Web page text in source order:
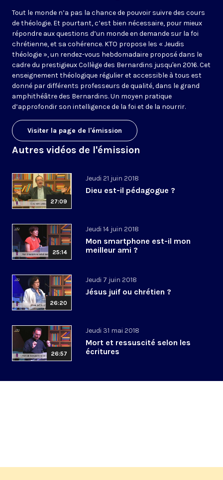
Tout le monde n’a pas la chance de pouvoir suivre des cours
de théologie. Et pourtant, c’est bien nécessaire, pour mieux
répondre aux questions d’un monde en demande sur la foi
chrétienne, et sa cohérence. KTO propose les « Jeudis
théologie », un rendez-vous hebdomadaire proposé dans le
cadre du prestigieux Collège des Bernardins jusqu'en 2016. Cet
enseignement théologique régulier et accessible à tous est
donné par différents professeurs de qualité, dans le grand
amphithéâtre des Bernardins. Un moyen pratique
d’approfondir son intelligence de la foi et de la nourrir.
Visiter la page de l'émission
Autres vidéos de l'émission
27:09
Jeudi 21 juin 2018
Dieu est-il pédagogue ?
25:14
Jeudi 14 juin 2018
Mon smartphone est-il mon
meilleur ami ?
26:20
Jeudi 7 juin 2018
Jésus juif ou chrétien ?
26:57
Jeudi 31 mai 2018
Mort et ressuscité selon les
écritures